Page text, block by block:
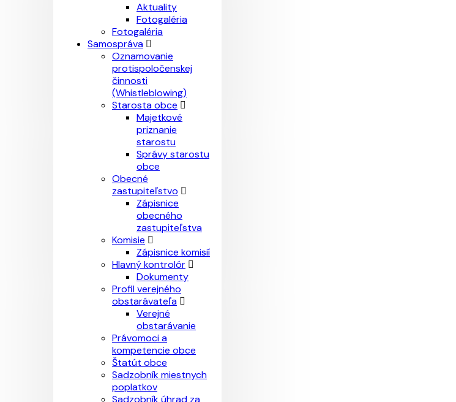
Aktuality
Fotogaléria
Fotogaléria
Samospráva
Oznamovanie
protispoločenskej
činnosti
(Whistleblowing)
Starosta obce
Majetkové
priznanie
starostu
Správy starostu
obce
Obecné
zastupiteľstvo
Zápisnice
obecného
zastupiteľstva
Komisie
Zápisnice komisií
Hlavný kontrolór
Dokumenty
Profil verejného
obstarávateľa
Verejné
obstarávanie
Právomoci a
kompetencie obce
Štatút obce
Sadzobník miestnych
poplatkov
Sadzobník úhrad za